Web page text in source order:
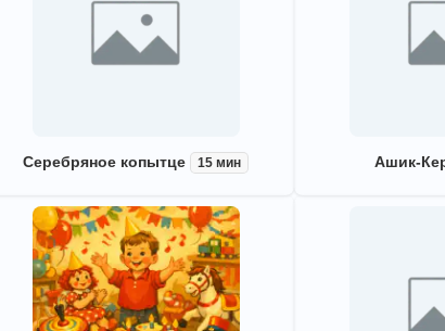
Серебряное копытце 15 мин Ашик-